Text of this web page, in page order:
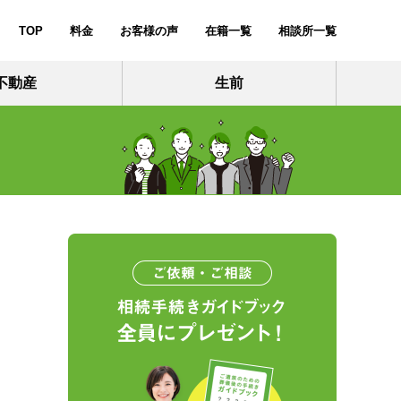
TOP 料金 お客様の声 在籍一覧 相談所一覧
動産 生前